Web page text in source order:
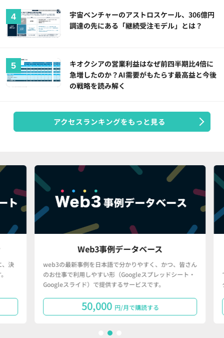
宇宙ベンチャーのアストロスケール、306億円
調達の先にある「継続受注モデル」とは？
キオクシアの営業利益はなぜ前四半期比4倍に
急増したのか？AI需要がもたらす最高益と今後
の戦略を読み解く
アクセスランキングをもっと見る
Web3事例データベース
web3の最新事例を日本語で分かりやすく、かつ、皆さん
のお仕事で利用しやすい形（Googleスプレッドシート・
Googleスライド）で提供するサービスです。
50,000 円/月で購読する